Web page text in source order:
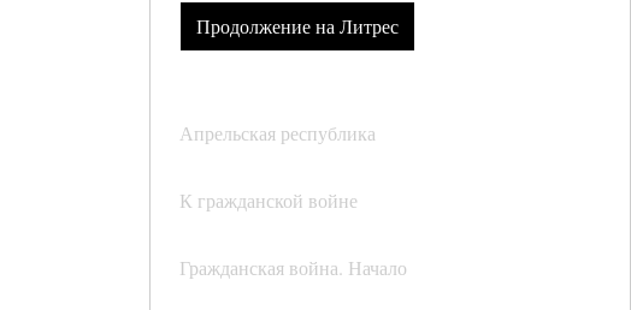
Продолжение на Литрес
Апрельская республика
К гражданской войне
Гражданская война. Начало